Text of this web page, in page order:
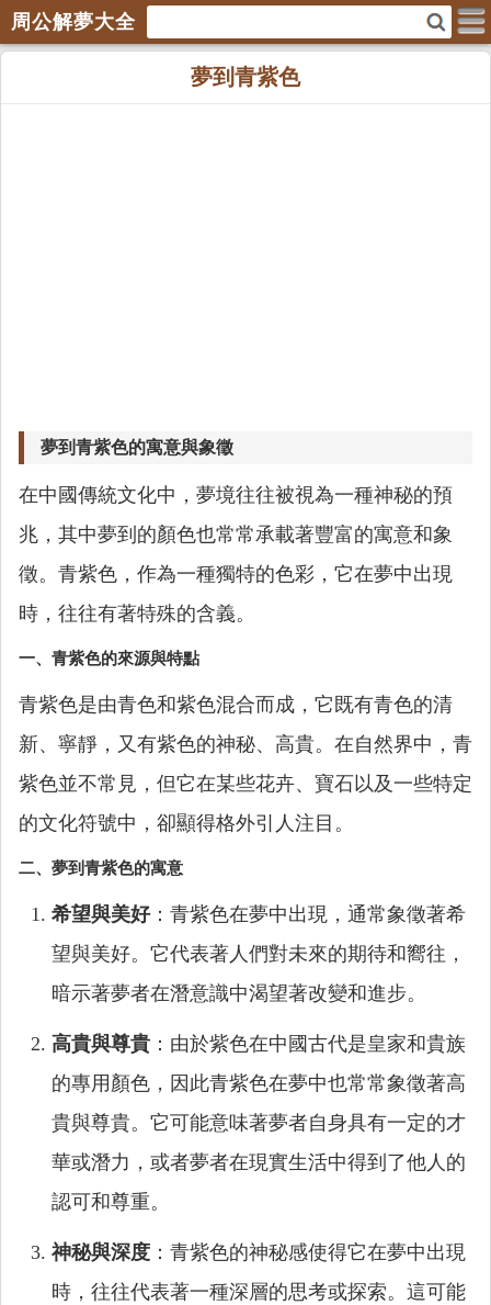
周公解夢大全
夢到青紫色
夢到青紫色的寓意與象徵
在中國傳統文化中，夢境往往被視為一種神秘的預
兆，其中夢到的顏色也常常承載著豐富的寓意和象
徵。青紫色，作為一種獨特的色彩，它在夢中出現
時，往往有著特殊的含義。
一、青紫色的來源與特點
青紫色是由青色和紫色混合而成，它既有青色的清
新、寧靜，又有紫色的神秘、高貴。在自然界中，青
紫色並不常見，但它在某些花卉、寶石以及一些特定
的文化符號中，卻顯得格外引人注目。
二、夢到青紫色的寓意
希望與美好：青紫色在夢中出現，通常象徵著希
望與美好。它代表著人們對未來的期待和嚮往，
暗示著夢者在潛意識中渴望著改變和進步。
高貴與尊貴 ：由於紫色在中國古代是皇家和貴族
的專用顏色，因此青紫色在夢中也常常象徵著高
貴與尊貴。它可能意味著夢者自身具有一定的才
華或潛力，或者夢者在現實生活中得到了他人的
認可和尊重。
神秘與深度 ：青紫色的神秘感使得它在夢中出現
時，往往代表著一種深層的思考或探索。這可能